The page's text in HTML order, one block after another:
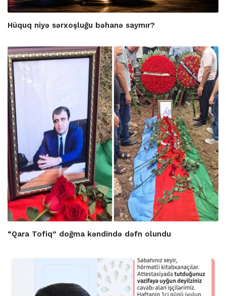
Hüquq niyə sərxoşluğu bəhanə saymır?
“Qara Tofiq” doğma kəndində dəfn olundu